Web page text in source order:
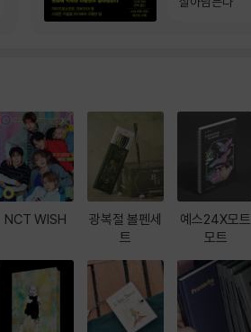
NCT WISH
광복절 볼펜세
트
예스24X모트
모트